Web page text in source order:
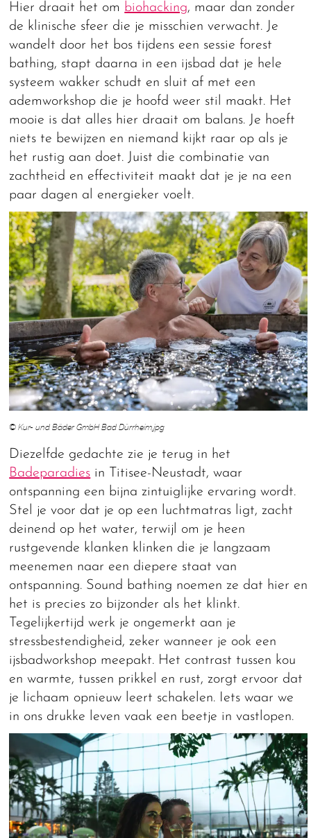
Hier draait het om biohacking, maar dan zonder
de klinische sfeer die je misschien verwacht. Je
wandelt door het bos tijdens een sessie forest
bathing, stapt daarna in een ijsbad dat je hele
systeem wakker schudt en sluit af met een
ademworkshop die je hoofd weer stil maakt. Het
mooie is dat alles hier draait om balans. Je hoeft
niets te bewijzen en niemand kijkt raar op als je
het rustig aan doet. Juist die combinatie van
zachtheid en effectiviteit maakt dat je je na een
paar dagen al energieker voelt.
© Kur- und Bäder GmbH Bad Dürrheim.jpg
Diezelfde gedachte zie je terug in het
Badeparadies in Titisee-Neustadt, waar
ontspanning een bijna zintuiglijke ervaring wordt.
Stel je voor dat je op een luchtmatras ligt, zacht
deinend op het water, terwijl om je heen
rustgevende klanken klinken die je langzaam
meenemen naar een diepere staat van
ontspanning. Sound bathing noemen ze dat hier en
het is precies zo bijzonder als het klinkt.
Tegelijkertijd werk je ongemerkt aan je
stressbestendigheid, zeker wanneer je ook een
ijsbadworkshop meepakt. Het contrast tussen kou
en warmte, tussen prikkel en rust, zorgt ervoor dat
je lichaam opnieuw leert schakelen. Iets waar we
in ons drukke leven vaak een beetje in vastlopen.